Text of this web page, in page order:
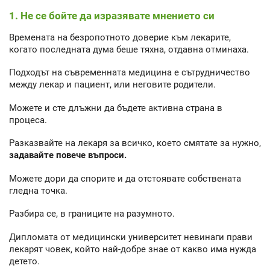
1. Не се бойте да изразявате мнението си
Времената на безропотното доверие към лекарите,
когато последната дума беше тяхна, отдавна отминаха.
Подходът на съвременната медицина е сътрудничество
между лекар и пациент, или неговите родители.
Можете и сте длъжни да бъдете активна страна в
процеса.
Разказвайте на лекаря за всичко, което смятате за нужно,
задавайте повече въпроси.
Можете дори да спорите и да отстоявате собствената
гледна точка.
Разбира се, в границите на разумното.
Дипломата от медицински университет невинаги прави
лекарят човек, който най-добре знае от какво има нужда
детето.